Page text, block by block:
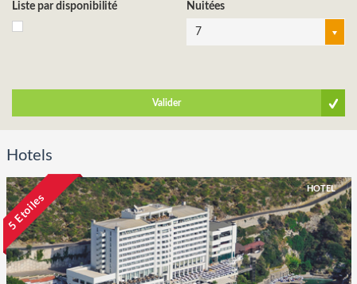
Liste par disponibilité Nuitées
7
Valider
Hotels
HOTEL
5 Etoiles